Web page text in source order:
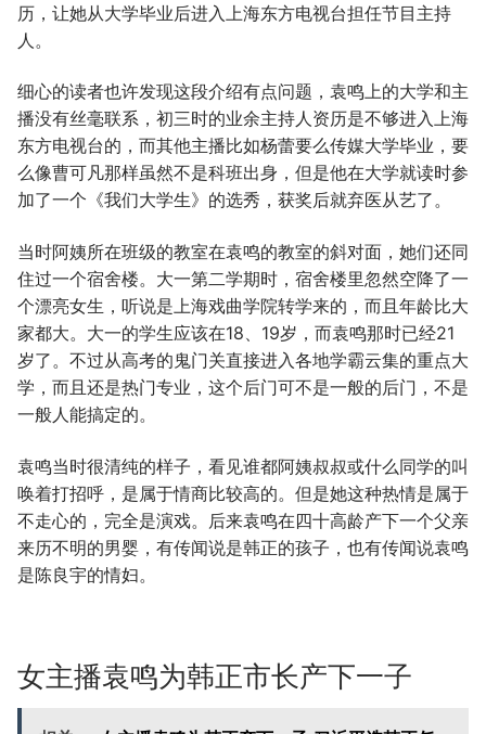
历，让她从大学毕业后进入上海东方电视台担任节目主持
人。
细心的读者也许发现这段介绍有点问题，袁鸣上的大学和主
播没有丝毫联系，初三时的业余主持人资历是不够进入上海
东方电视台的，而其他主播比如杨蕾要么传媒大学毕业，要
么像曹可凡那样虽然不是科班出身，但是他在大学就读时参
加了一个《我们大学生》的选秀，获奖后就弃医从艺了。
当时阿姨所在班级的教室在袁鸣的教室的斜对面，她们还同
住过一个宿舍楼。大一第二学期时，宿舍楼里忽然空降了一
个漂亮女生，听说是上海戏曲学院转学来的，而且年龄比大
家都大。大一的学生应该在18、19岁，而袁鸣那时已经21
岁了。不过从高考的鬼门关直接进入各地学霸云集的重点大
学，而且还是热门专业，这个后门可不是一般的后门，不是
一般人能搞定的。
袁鸣当时很清纯的样子，看见谁都阿姨叔叔或什么同学的叫
唤着打招呼，是属于情商比较高的。但是她这种热情是属于
不走心的，完全是演戏。后来袁鸣在四十高龄产下一个父亲
来历不明的男婴，有传闻说是韩正的孩子，也有传闻说袁鸣
是陈良宇的情妇。
女主播袁鸣为韩正市长产下一子